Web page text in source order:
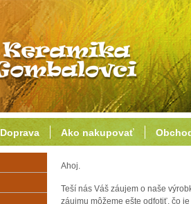
Ahoj.
Teší nás Váš záujem o naše
záujmu môžeme ešte odfotiť, čo
Doprava Ako nakupovať